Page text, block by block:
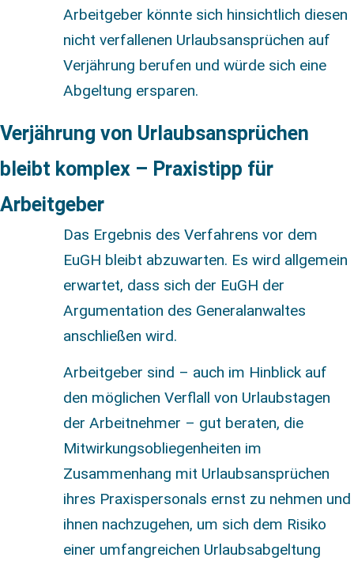
Arbeitgeber könnte sich hinsichtlich diesen
nicht verfallenen Urlaubsansprüchen auf
Verjährung berufen und würde sich eine
Abgeltung ersparen.
Verjährung von Urlaubsansprüchen
bleibt komplex – Praxistipp für
Arbeitgeber
Das Ergebnis des Verfahrens vor dem
EuGH bleibt abzuwarten. Es wird allgemein
erwartet, dass sich der EuGH der
Argumentation des Generalanwaltes
anschließen wird.
Arbeitgeber sind – auch im Hinblick auf
den möglichen Verflall von Urlaubstagen
der Arbeitnehmer – gut beraten, die
Mitwirkungsobliegenheiten im
Zusammenhang mit Urlaubsansprüchen
ihres Praxispersonals ernst zu nehmen und
ihnen nachzugehen, um sich dem Risiko
einer umfangreichen Urlaubsabgeltung